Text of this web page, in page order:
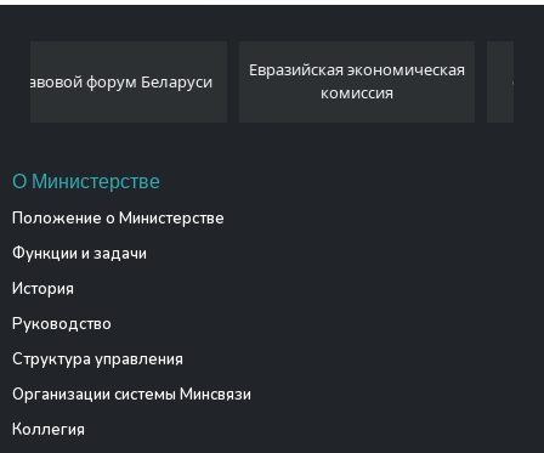
Евразийская экономическая
комиссия
статистический комитет
Республики Беларусь
О Министерстве
Положение о Министерстве
Функции и задачи
История
Руководство
Структура управления
Организации системы Минсвязи
Коллегия